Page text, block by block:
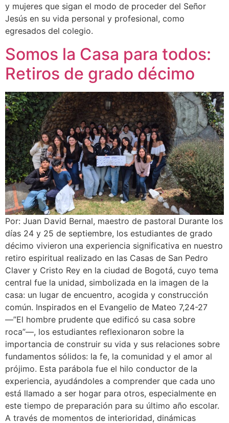
y mujeres que sigan el modo de proceder del Señor
Jesús en su vida personal y profesional, como
egresados del colegio.
Somos la Casa para todos:
Retiros de grado décimo
Por: Juan David Bernal, maestro de pastoral Durante los
días 24 y 25 de septiembre, los estudiantes de grado
décimo vivieron una experiencia significativa en nuestro
retiro espiritual realizado en las Casas de San Pedro
Claver y Cristo Rey en la ciudad de Bogotá, cuyo tema
central fue la unidad, simbolizada en la imagen de la
casa: un lugar de encuentro, acogida y construcción
común. Inspirados en el Evangelio de Mateo 7,24-27
—”El hombre prudente que edificó su casa sobre
roca”—, los estudiantes reflexionaron sobre la
importancia de construir su vida y sus relaciones sobre
fundamentos sólidos: la fe, la comunidad y el amor al
prójimo. Esta parábola fue el hilo conductor de la
experiencia, ayudándoles a comprender que cada uno
está llamado a ser hogar para otros, especialmente en
este tiempo de preparación para su último año escolar.
A través de momentos de interioridad, dinámicas